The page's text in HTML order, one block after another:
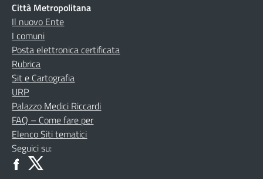
Città Metropolitana
Il nuovo Ente
I comuni
Posta elettronica certificata
Rubrica
Sit e Cartografia
URP
Palazzo Medici Riccardi
FAQ – Come fare per
Elenco Siti tematici
Seguici su: